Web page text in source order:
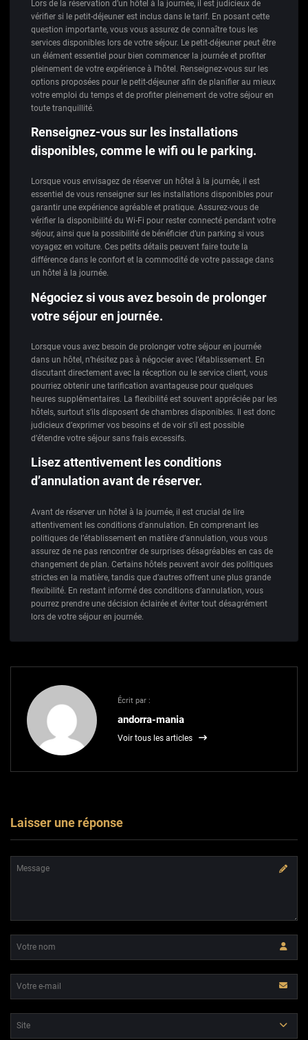
Lors de la réservation d’un hôtel à la journée, il est judicieux de
vérifier si le petit-déjeuner est inclus dans le tarif. En posant cette
question importante, vous vous assurez de connaître tous les
services disponibles lors de votre séjour. Le petit-déjeuner peut être
un élément essentiel pour bien commencer la journée et profiter
pleinement de votre expérience à l’hôtel. Renseignez-vous sur les
options proposées pour le petit-déjeuner afin de planifier au mieux
votre emploi du temps et de profiter pleinement de votre séjour en
toute tranquillité.
Renseignez-vous sur les installations
disponibles, comme le wifi ou le parking.
Lorsque vous envisagez de réserver un hôtel à la journée, il est
essentiel de vous renseigner sur les installations disponibles pour
garantir une expérience agréable et pratique. Assurez-vous de
vérifier la disponibilité du Wi-Fi pour rester connecté pendant votre
séjour, ainsi que la possibilité de bénéficier d’un parking si vous
voyagez en voiture. Ces petits détails peuvent faire toute la
différence dans le confort et la commodité de votre passage dans
un hôtel à la journée.
Négociez si vous avez besoin de prolonger
votre séjour en journée.
Lorsque vous avez besoin de prolonger votre séjour en journée
dans un hôtel, n’hésitez pas à négocier avec l’établissement. En
discutant directement avec la réception ou le service client, vous
pourriez obtenir une tarification avantageuse pour quelques
heures supplémentaires. La flexibilité est souvent appréciée par les
hôtels, surtout s’ils disposent de chambres disponibles. Il est donc
judicieux d’exprimer vos besoins et de voir s’il est possible
d’étendre votre séjour sans frais excessifs.
Lisez attentivement les conditions
d’annulation avant de réserver.
Avant de réserver un hôtel à la journée, il est crucial de lire
attentivement les conditions d’annulation. En comprenant les
politiques de l’établissement en matière d’annulation, vous vous
assurez de ne pas rencontrer de surprises désagréables en cas de
changement de plan. Certains hôtels peuvent avoir des politiques
strictes en la matière, tandis que d’autres offrent une plus grande
flexibilité. En restant informé des conditions d’annulation, vous
pourrez prendre une décision éclairée et éviter tout désagrément
lors de votre séjour en journée.
Écrit par :
andorra-mania
Voir tous les articles
Laisser une réponse